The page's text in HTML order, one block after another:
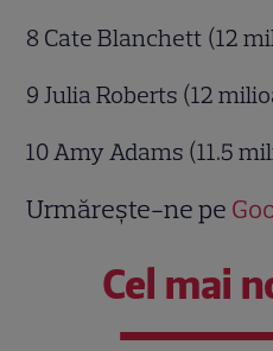
8 Cate Blanchett (12
9 Julia Roberts (12
10 Amy Adams (11.5
Urmărește-ne pe
Cel mai